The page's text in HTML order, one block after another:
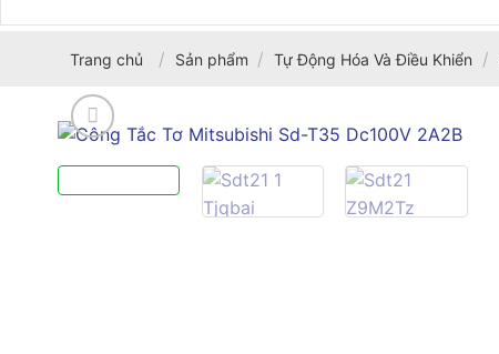
Trang chủ / Sản phẩm / Tự Động Hóa Và Điều Khiển /